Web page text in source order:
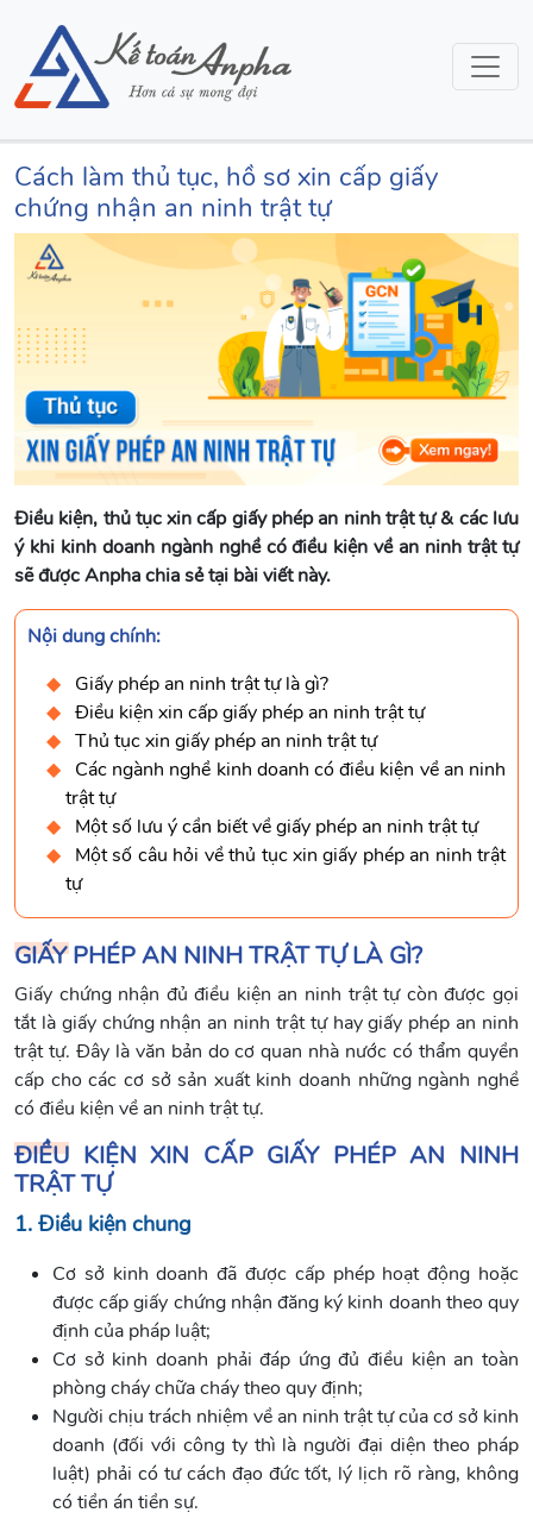
Cách làm thủ tục, hồ sơ xin cấp giấy
chứng nhận an ninh trật tự
Điều kiện, thủ tục xin cấp giấy phép an ninh trật tự & các lưu
ý khi kinh doanh ngành nghề có điều kiện về an ninh trật tự
sẽ được Anpha chia sẻ tại bài viết này.
Nội dung chính:
Giấy phép an ninh trật tự là gì?
Điều kiện xin cấp giấy phép an ninh trật tự
Thủ tục xin giấy phép an ninh trật tự
Các ngành nghề kinh doanh có điều kiện về an ninh
trật tự
Một số lưu ý cần biết về giấy phép an ninh trật tự
Một số câu hỏi về thủ tục xin giấy phép an ninh trật
tự
GIẤY PHÉP AN NINH TRẬT TỰ LÀ GÌ?
Giấy chứng nhận đủ điều kiện an ninh trật tự còn được gọi
tắt là giấy chứng nhận an ninh trật tự hay giấy phép an ninh
trật tự. Đây là văn bản do cơ quan nhà nước có thẩm quyền
cấp cho các cơ sở sản xuất kinh doanh những ngành nghề
có điều kiện về an ninh trật tự.
ĐIỀU KIỆN XIN CẤP GIẤY PHÉP AN NINH
TRẬT TỰ
1. Điều kiện chung
Cơ sở kinh doanh đã được cấp phép hoạt động hoặc
được cấp giấy chứng nhận đăng ký kinh doanh theo quy
định của pháp luật;
Cơ sở kinh doanh phải đáp ứng đủ điều kiện an toàn
phòng cháy chữa cháy theo quy định;
Người chịu trách nhiệm về an ninh trật tự của cơ sở kinh
doanh (đối với công ty thì là người đại diện theo pháp
luật) phải có tư cách đạo đức tốt, lý lịch rõ ràng, không
có tiền án tiền sự.